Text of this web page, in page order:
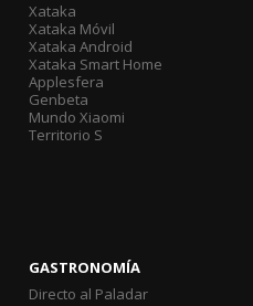
Xataka
Xataka Móvil
Xataka Android
Xataka Smart Home
Applesfera
Genbeta
Mundo Xiaomi
Territorio S
GASTRONOMÍA
Directo al Paladar